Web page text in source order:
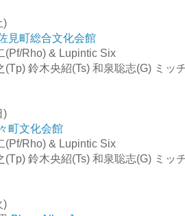
)
見町総合文化会館
(Pf/Rho) & Lupintic Six
(Tp) 鈴木央紹(Ts) 和泉聡志(G) ミッ
)
町文化会館
(Pf/Rho) & Lupintic Six
(Tp) 鈴木央紹(Ts) 和泉聡志(G) ミッ
)